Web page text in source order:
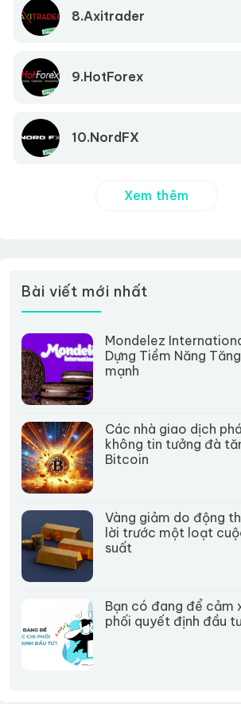
8.Axitrader
9.HotForex
10.NordFX
Xem thêm
Bài viết mới nhất
Mondelez
Dựng Tiềm Năng
mạnh
Các nhà giao dịch
không tin tưởng đà
Bitcoin
Vàng giảm do động
lời trước một loạt
suất
Bạn có đang để cảm
phối quyết định đầu